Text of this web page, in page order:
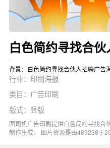
白色简约寻找合
背景：白色简约寻找合伙人招聘广告
行业：印刷海报
类目：广告印刷
版式：竖版
图司机广告印刷提供白色简约寻找合
制作生成， 图片资源是由489238于2019-10-31T11:28:11+08:00传的作